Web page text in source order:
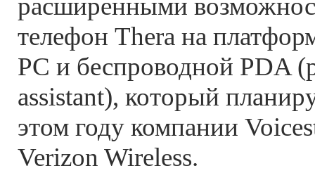
расширенными
телефон Thera на
PC и беспроводной PDA
assistant), который
этом году компании
Verizon Wireless.